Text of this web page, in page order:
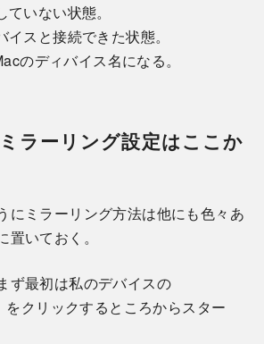
いない状態。
スと接続できた状態。
のディバイス名になる。
ラーリング設定はここか
にミラーリング方法は他にも色々あ
いておく。
ず最初は私のデバイスの
をクリックするところからスター